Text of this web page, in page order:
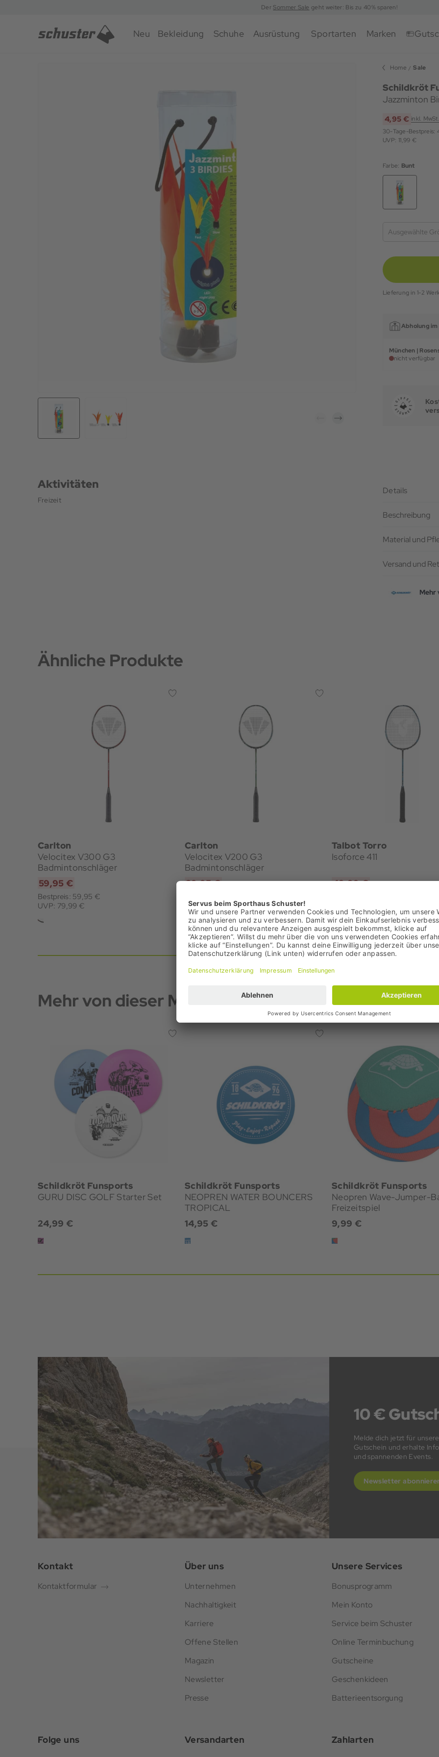
DerSommer Sale geht weiter: Bis zu 40% sparen!
Neu Bekleidung Schuhe Ausrüstung Sportarten Marken
Home Sale
Schildkröt
Jazzminton
4,95 € inkl.
30-Tage-Bestpreis:
UVP: 11,99 €
Farbe: Bunt
Ausgewählte
Lieferung in 1-2
Abholung im
München |
nicht verfügbar
Aktivitäten
Freizeit
Details
Beschreibung
Material und
Versand und
Mehr
Ähnliche Produkte
Carlton
Velocitex V300 G3
Badmintonschläger
59,95 €
Bestpreis: 59,95 €
UVP: 79,99 €
Carlton
Velocitex V200 G3
Badmintonschläger
39,95 €
UVP: 59,99 €
Talbot Torro
Isoforce 411
49,99 €
Mehr von dieser Marke
Schildkröt Funsports
GURU DISC GOLF Starter Set
24,99 €
Schildkröt Funsports
NEOPREN WATER BOUNCERS
TROPICAL
14,95 €
Schildkröt Funsports
Neopren Wave-Jumper-
Freizeitspiel
9,99 €
10 €
Melde dich jetzt für
Gutschein und erhalte
und spannenden Events.
Newsletter
Kontakt
Kontaktformular
Über uns
Unternehmen
Nachhaltigkeit
Karriere
Offene Stellen
Magazin
Newsletter
Presse
Unsere Services
Bonusprogramm
Mein Konto
Service beim Schuster
Online Terminbuchung
Gutscheine
Geschenkideen
Batterieentsorgung
Folge uns Versandarten Zahlarten